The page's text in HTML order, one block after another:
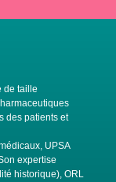
de taille
des patients et
UPSA
expertise
historique), ORL